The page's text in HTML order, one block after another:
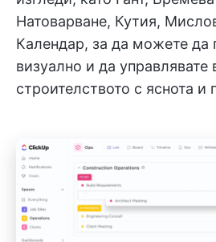
Натоварване, Кутия,
Календар, за да можете да
визуално и да управлявате
строителството с яснота и